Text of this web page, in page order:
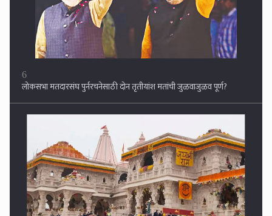
7
राम मंदिरात कसलाही घोटाळा नाही, मोजण्यात चूक झाली !! ३३०० कोटींंचा हिशोब
अगदी अचूक असल्याचा खुलासा ....एसआयटीचा तपस मात्र चालूच ....